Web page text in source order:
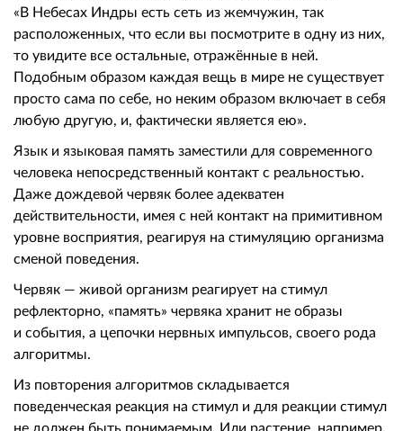
«В Небесах Индры есть сеть из жемчужин, так
расположенных, что если вы посмотрите в одну из них,
то увидите все остальные, отражённые в ней.
Подобным образом каждая вещь в мире не существует
просто сама по себе, но неким образом включает в себя
любую другую, и, фактически является ею».
Язык и языковая память заместили для современного
человека непосредственный контакт с реальностью.
Даже дождевой червяк более адекватен
действительности, имея с ней контакт на примитивном
уровне восприятия, реагируя на стимуляцию организма
сменой поведения.
Червяк — живой организм реагирует на стимул
рефлекторно, «память» червяка хранит не образы
и события, а цепочки нервных импульсов, своего рода
алгоритмы.
Из повторения алгоритмов складывается
поведенческая реакция на стимул и для реакции стимул
не должен быть понимаемым. Или растение, например,